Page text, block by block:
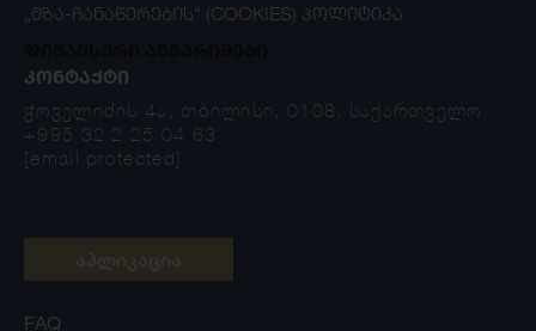
„ᲛᲖᲐ-ᲩᲐᲜᲐᲬᲔᲠᲔᲑᲘᲡ“ (COOKIES) ᲞᲝᲚᲘᲢᲘᲙᲐ
ᲙᲝᲜᲢᲐᲥᲢᲘ
ჭოველიძის 4ა, თბილისი, 0108, საქართველო
+995 32 2 25 04 63
[email protected]
FAQ